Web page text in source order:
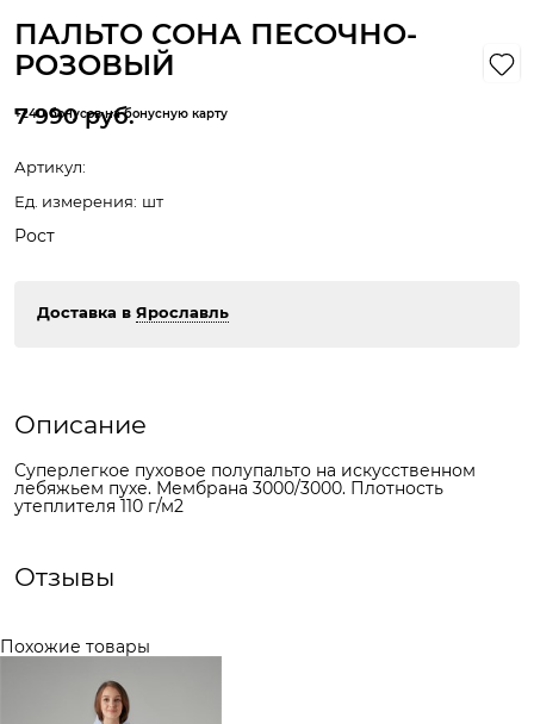
ПАЛЬТО СОНА ПЕСОЧНО-
РОЗОВЫЙ
7 990 руб.
+240 бонусов на бонусную карту
Артикул:
Ед. измерения: шт
Рост
Доставка в Ярославль
Описание
Суперлегкое пуховое полупальто на искусственном
лебяжьем пухе. Мембрана 3000/3000. Плотность
утеплителя 110 г/м2
Отзывы
Похожие товары